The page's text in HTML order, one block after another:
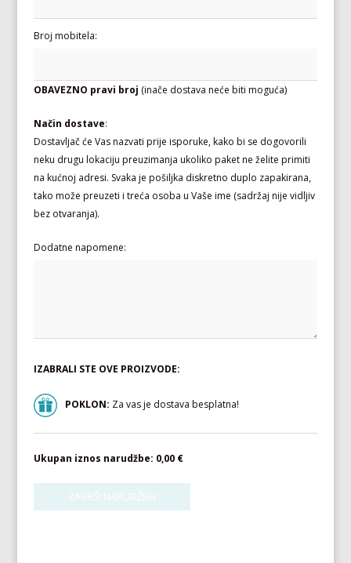
Broj mobitela:
OBAVEZNO pravi broj (inače dostava neće biti moguća)
Način dostave:
Dostavljač će Vas nazvati prije isporuke, kako bi se dogovorili
neku drugu lokaciju preuzimanja ukoliko paket ne želite primiti
na kućnoj adresi. Svaka je pošiljka diskretno duplo zapakirana,
tako može preuzeti i treća osoba u Vaše ime (sadržaj nije vidljiv
bez otvaranja).
Dodatne napomene:
IZABRALI STE OVE PROIZVODE:
POKLON: Za vas je dostava besplatna!
Ukupan iznos narudžbe: 0,00 €